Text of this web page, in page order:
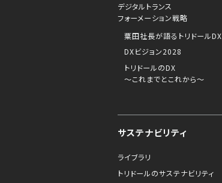
デジタルトランス
フォーメーション戦略
粟田社長が語るトリドールDX
DXビジョン2028
トリドールのDX
～これまでとこれから～
サステナビリティ
ライブラリ
トリドールのサステナビリティ